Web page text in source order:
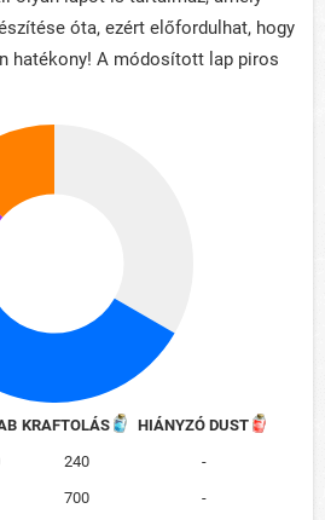
óta, ezért előfordulhat, hogy
hatékony! A módosított lap piros
KRAFTOLÁS
HIÁNYZÓ DUST
240
-
700
-